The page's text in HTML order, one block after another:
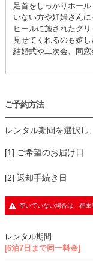
足首をしっかりホー
いない方や妊婦さんに
ヒールに施されたグ
見せてくれるのも嬉し
結婚式や二次会、同窓
ご予約方法
レンタル期間を選択し
[1] ご希望のお届け日
[2] 返却手続き日
空いていない場合は、在
レンタル期間
[6泊7日まで同一料金]